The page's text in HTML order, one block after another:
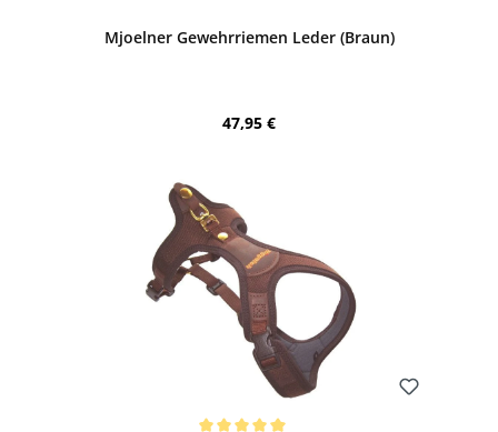
Mjoelner Gewehrriemen Leder (Braun)
Regulärer Preis:
47,95 €